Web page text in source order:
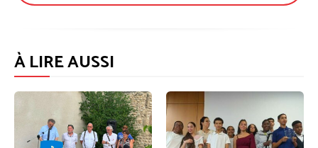
À LIRE AUSSI